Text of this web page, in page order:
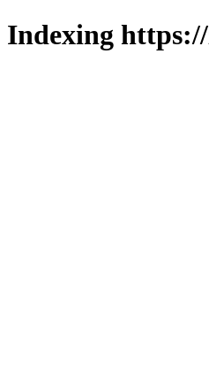
Indexing